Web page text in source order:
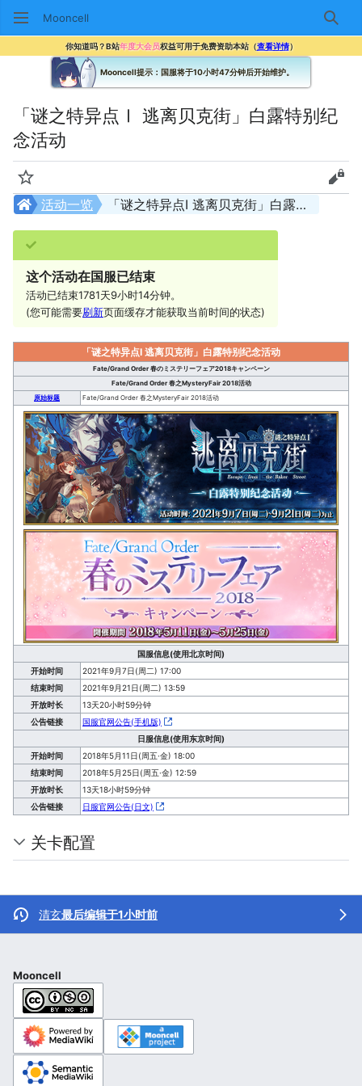
Mooncell 搜索
你知道吗？B站年度大会员权益可用于免费资助本站（查看详情）
Mooncell提示：国服将于10小时47分钟后开始维护。
「谜之特异点Ⅰ 逃离贝克街」白露特别纪
念活动
监视 查看
「谜之特异点Ⅰ 逃离贝克街」白露特别纪念活动
活动一览
这个活动在国服已结束
活动已结束1781天9小时14分钟。
(您可能需要刷新页面缓存才能获取当前时间的状态)
「谜之特异点Ⅰ 逃离贝克街」白露特别纪念活动
Fate/Grand Order 春のミステリーフェア2018キャンペーン
Fate/Grand Order 春之MysteryFair 2018活动
原始标题
Fate/Grand Order 春之MysteryFair 2018活动
国服信息(使用北京时间)
开始时间
2021年9月7日(周二) 17:00
结束时间
2021年9月21日(周二) 13:59
开放时长
13天20小时59分钟
公告链接
国服官网公告(手机版)
日服信息(使用东京时间)
开始时间
2018年5月11日(周五·金) 18:00
结束时间
2018年5月25日(周五·金) 12:59
开放时长
13天18小时59分钟
公告链接
日服官网公告(日文)
关卡配置
清玄最后编辑于1小时前
Mooncell